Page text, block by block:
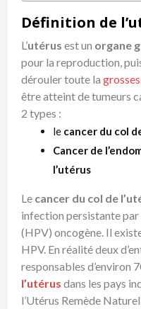
Définition de
L’utérus est un organe
pour la reproduction,
dérouler toute la
être atteint de tumeurs
2 types :
le cancer du col
Cancer de
l’utérus
Le cancer du col de
infection persistante
(HPV) oncogène. Il
HPV. En réalité deux
responsables d’environ
l’utérus dans les pays
l’Utérus Remède Naturel